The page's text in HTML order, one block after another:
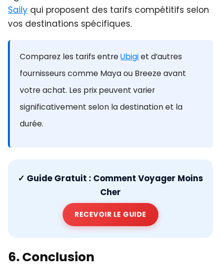
Saily qui proposent des tarifs compétitifs selon
vos destinations spécifiques.
Comparez les tarifs entreUbigiet d’autres
fournisseurs comme Maya ou Breeze avant
votre achat. Les prix peuvent varier
significativement selon la destination et la
durée.
✓ Guide Gratuit : Comment Voyager Moins
Cher
RECEVOIR LE GUIDE
6. Conclusion